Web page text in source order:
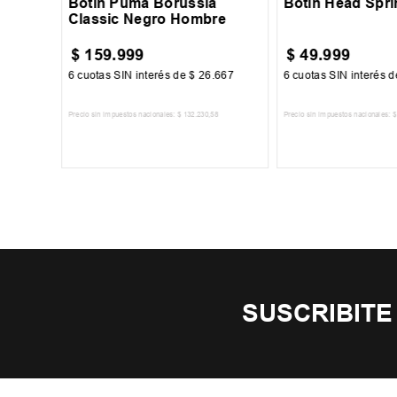
Classic Negro Hombre
$ 159.999
6 cuotas SIN interés de$ 26 .667
Precio sin impuestos nacionales: $ 132 .230,58
$ 49.999
6 cuotas SIN interés
Precio sin impuestos nacionales: $